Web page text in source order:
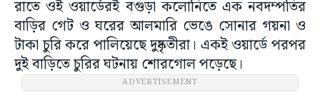
রাতে ওই ওয়ার্ডেরই বগুড়া কলোনিতে এক নবদম্পতির
বাড়ির গেট ও ঘরের আলমারি ভেঙে সোনার গয়না ও
টাকা চুরি করে পালিয়েছে দুষ্কৃতীরা। একই ওয়ার্ডে পরপর
দুই বাড়িতে চুরির ঘটনায় শোরগোল পড়েছে।
ADVERTISEMENT